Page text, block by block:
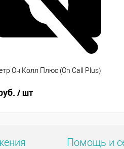
Он Колл Плюс (On Call Plus)
/ шт
Помощь и